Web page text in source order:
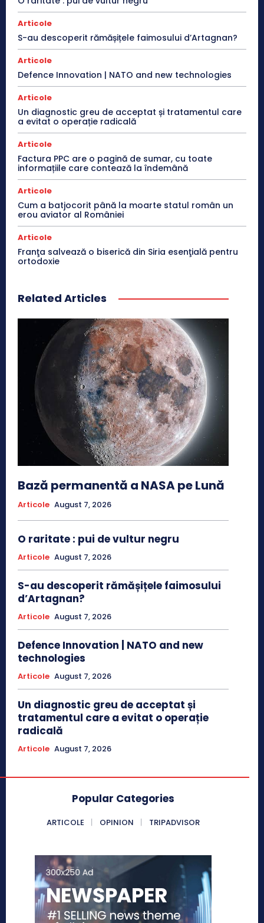
Articole
S-au descoperit rămășițele faimosului d’Artagnan?
Articole
Defence Innovation | NATO and new technologies
Articole
Un diagnostic greu de acceptat și tratamentul care
a evitat o operație radicală
Articole
Factura PPC are o pagină de sumar, cu toate
informațiile care contează la îndemână
Articole
Cum a batjocorit până la moarte statul român un
erou aviator al României
Articole
Franţa salvează o biserică din Siria esenţială pentru
ortodoxie
Related Articles
Bază permanentă a NASA pe Lună
Articole August 7, 2026
O raritate : pui de vultur negru
Articole August 7, 2026
S-au descoperit rămășițele faimosului
d’Artagnan?
Articole August 7, 2026
Defence Innovation | NATO and new
technologies
Articole August 7, 2026
Un diagnostic greu de acceptat și
tratamentul care a evitat o operație
radicală
Articole August 7, 2026
Popular Categories
ARTICOLE OPINION TRIPADVISOR